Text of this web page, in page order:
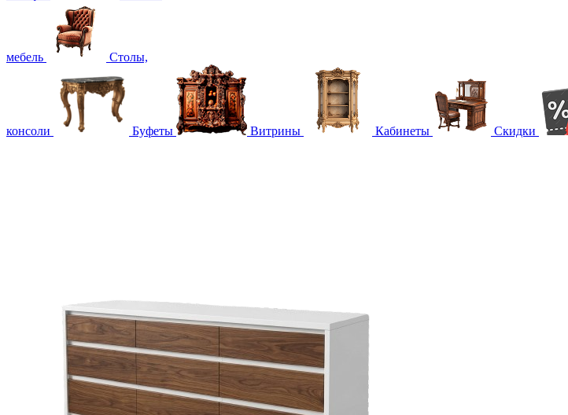
мебель Столы,
консоли Буфеты Витрины Кабинеты Скидки